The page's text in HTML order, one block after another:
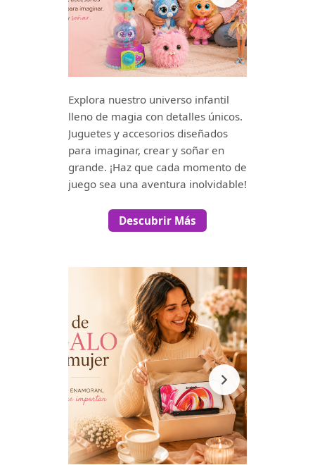
Explora nuestro universo infantil
lleno de magia con detalles únicos.
Juguetes y accesorios diseñados
para imaginar, crear y soñar en
grande. ¡Haz que cada momento de
juego sea una aventura inolvidable!
Descubrir Más